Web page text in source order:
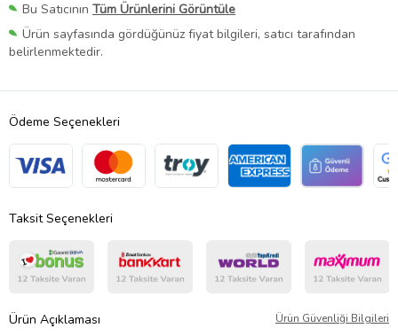
Bu Satıcının Tüm Ürünlerini Görüntüle
Ürün sayfasında gördüğünüz fiyat bilgileri, satıcı tarafından
belirlenmektedir.
Ödeme Seçenekleri
Taksit Seçenekleri
Ürün Açıklaması Ürün Güvenliği Bilgileri